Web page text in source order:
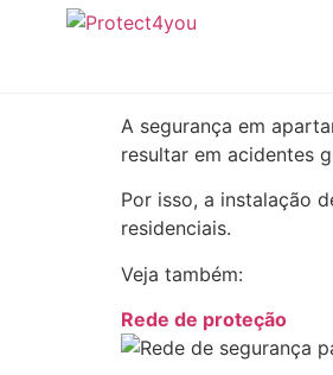
A segurança em
resultar em acidentes
Por isso, a instalação
residenciais.
Veja também:
Rede de proteção